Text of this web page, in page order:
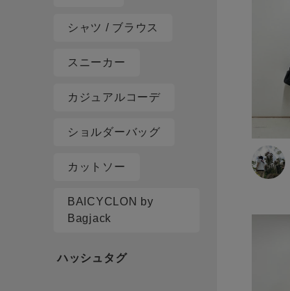
シャツ / ブラウス
スニーカー
カジュアルコーデ
ショルダーバッグ
カットソー
BAICYCLON by
Bagjack